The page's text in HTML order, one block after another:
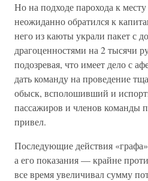
Но на подходе парохода к
неожиданно обратился к
него из каюты украли пакет с
драгоценностями на 2 тысячи
подозревая, что имеет дело с
дать команду на проведение
обыск, всполошивший и
пассажиров и членов команды
привел.
Последующие действия
а его показания — крайне
все время увеличивал сумму